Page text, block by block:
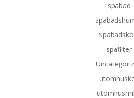
spabad
spafilter